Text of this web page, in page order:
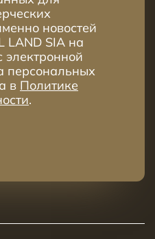
новостей
LAND SIA на
персональных
в Политике
.